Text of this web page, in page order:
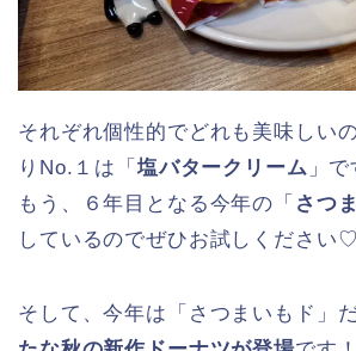
のパリパリ食感と香ばしさが楽し
約なしでもドーナツビュ
ます★
以上が今年の「 さつまいもド 」全